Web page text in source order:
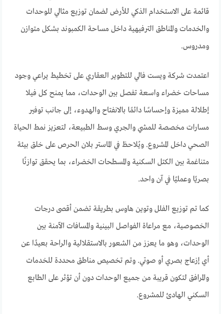
قائمة على الاستخدام الذكي للأرض لضمان توزيع مثالي للوحدات
والخدمات والمناطق الترفيهية داخل مساحة الكمبوند بشكل متوازن
ومدروس.
اعتمدت شركة ويست فالي للتطوير العقاري على تخطيط يراعي وجود
مساحات خضراء واسعة تفصل بين الوحدات، مما يمنح كل فيلا
إطلالة مميزة وإحساسًا دائمًا بالانفتاح والهدوء، إلى جانب توفير
مسارات مخصصة للمشي والجري وسط الطبيعة، لتعزيز نمط الحياة
الصحي داخل المشروع. ويُلاحظ في الماستر بلان الحرص على خلق بيئة
متناغمة بين الكتل السكنية والمسطحات الخضراء، بما يحقق توازنًا
بصريًا وعمليًا في آن واحد.
كما تم توزيع الفلل وتوين هاوس بطريقة تضمن أقصى درجات
الخصوصية، مع مراعاة الفواصل البينية والمسافات الآمنة بين
الوحدات، وهو ما يعزز من الشعور بالاستقلالية والراحة بعيدًا عن
أي إزعاج بصري أو صوتي. وتم تخصيص مناطق محددة للخدمات
والمرافق لتكون قريبة من جميع الوحدات دون أن تؤثر على الطابع
السكني الهادئ للمشروع.